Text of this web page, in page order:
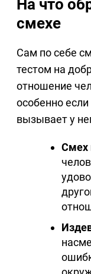
На что
смехе
Сам по себе
тестом на
отношение
особенно
вызывает у
Смех